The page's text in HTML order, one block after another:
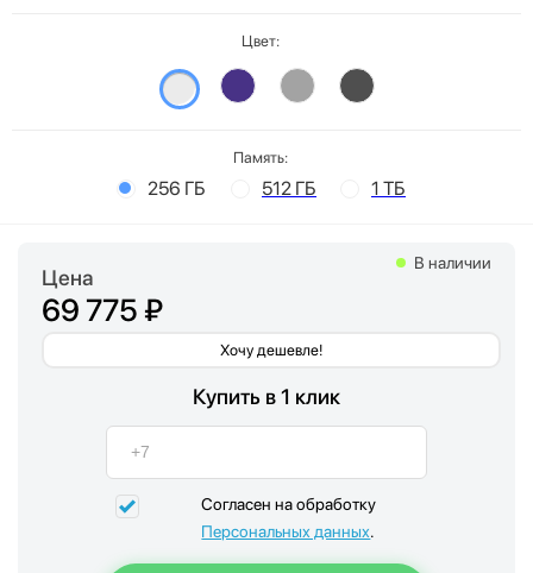
Цвет:
Память:
256 ГБ 512 ГБ 1 ТБ
Цена
69 775 ₽
Хочу дешевле!
В наличии
Купить в 1 клик
Согласен на обработку
Персональных данных.